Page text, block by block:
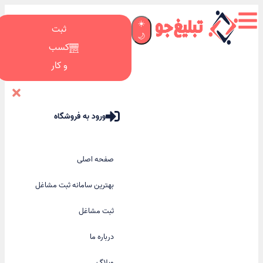
☀️
🌙
ثبت
کسب
و کار
ورود به فروشگاه
صفحه اصلی
بهترین سامانه ثبت مشاغل
ثبت مشاغل
درباره ما